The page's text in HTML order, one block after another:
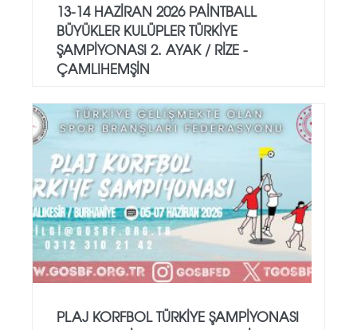
13-14 HAZİRAN 2026 PAİNTBALL
BÜYÜKLER KULÜPLER TÜRKİYE
ŞAMPİYONASI 2. AYAK / RİZE -
ÇAMLIHEMŞİN
PLAJ KORFBOL TÜRKİYE ŞAMPİYONASI